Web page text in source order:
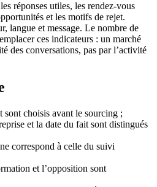
réponses utiles, les rendez-vous
et les motifs de rejet.
langue et message. Le nombre de
ces indicateurs : un marché
des conversations, pas par l’activité
sont choisis avant le sourcing ;
et la date du fait sont distingués
correspond à celle du suivi
et l’opposition sont